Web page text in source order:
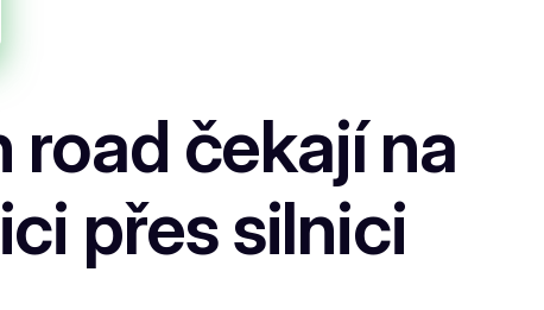
road čekají na
přes silnici